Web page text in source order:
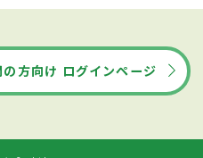
方向け ログインページ